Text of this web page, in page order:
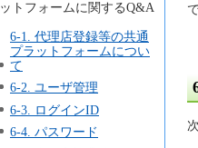
ットフォームに関するQ&A
6-1. 代理店登録等の共通
プラットフォームについ
て
6-2. ユーザ管理
6-3. ログインID
6-4. パスワード